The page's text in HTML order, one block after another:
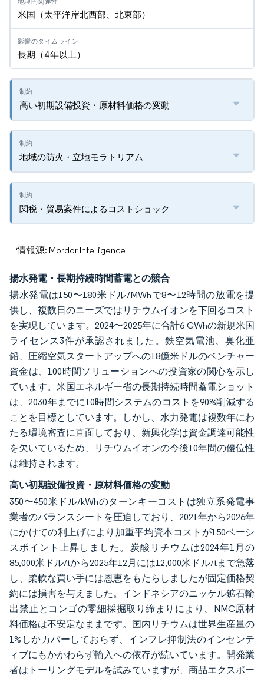
米国（太平洋岸北西部、北東部）
長期（4年以上）
高い初期設備投資・原材料価格の変動
地域の防火・立地モラトリアム
関税・貿易案件によるコストショック
情報源: Mordor Intelligence
揚水発電・長期持続時間蓄電との競合
揚水発電は150〜180米ドル/MWhで8〜12時間の放電を提
供し、複数日のニーズではリチウムイオンを下回るコスト
を実現しています。2024〜2025年に合計6 GWhの新規米国
ライセンス3件が承認されました。鉄空気電池、臭化亜
鉛、圧縮空気スタートアップへの18億米ドルのベンチャー
資金は、100時間ソリューションへの投資家の関心を示し
ています。米国エネルギー省の長期持続時間蓄電ショット
は、2030年までに10時間システムのコストを90%削減する
ことを目標としています。しかし、水力発電は複数年にわ
たる環境審査に直面しており、新興化学は資金調達可能性
を欠いているため、リチウムイオンの今後10年間の優位性
は維持されます。
高い初期設備投資・原材料価格の変動
350〜450米ドル/kWhのターンキーコストは独立系発電事
業者のバランスシートを圧迫しており、2021年から2026年
にかけての利上げにより加重平均資本コストが150ベーシ
スポイント上昇しました。炭酸リチウムは2024年1月の
85,000米ドル/tから2025年12月には12,000米ドル/tまで急落
し、柔軟な買い手には恩恵をもたらしましたが固定価格契
約には損害を与えました。インドネシアのニッケル鉱石輸
出禁止とコンゴの零細採掘取り締まりにより、NMC原材
料価格は不安定なままです。国内リチウムは世界生産量の
1%しかカバーしておらず、インフレ抑制法のインセンテ
ィブにもかかわらず輸入への依存が続いています。開発業
者はトーリングモデルを試みていますが、商品エクスポー